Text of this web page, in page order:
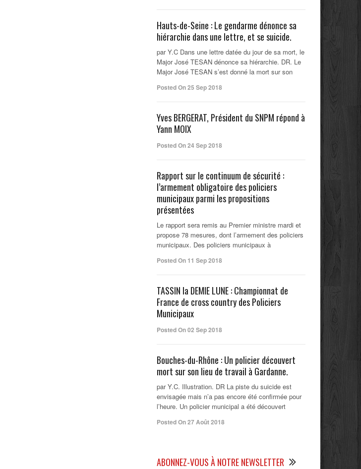
Hauts-de-Seine : Le gendarme dénonce sa
hiérarchie dans une lettre, et se suicide.
par Y.C Dans une lettre datée du jour de sa mort, le
Major José TESAN dénonce sa hiérarchie. DR. Le
Major José TESAN s’est donné la mort sur son
Posted On 25 Sep 2018
Yves BERGERAT, Président du SNPM répond à
Yann MOIX
Posted On 24 Sep 2018
Rapport sur le continuum de sécurité :
l’armement obligatoire des policiers
municipaux parmi les propositions
présentées
Le rapport sera remis au Premier ministre mardi et
propose 78 mesures, dont l’armement des policiers
municipaux. Des policiers municipaux à
Posted On 11 Sep 2018
TASSIN la DEMIE LUNE : Championnat de
France de cross country des Policiers
Municipaux
Posted On 02 Sep 2018
Bouches-du-Rhône : Un policier découvert
mort sur son lieu de travail à Gardanne.
par Y.C. Illustration. DR La piste du suicide est
envisagée mais n’a pas encore été confirmée pour
l’heure. Un policier municipal a été découvert
Posted On 27 Août 2018
ABONNEZ-VOUS À NOTRE NEWSLETTER